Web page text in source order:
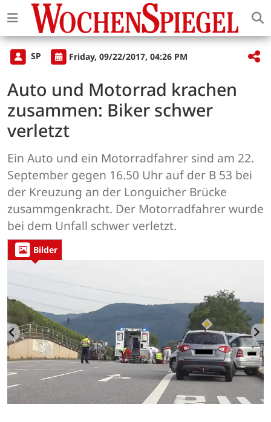
SP Friday, 09/22/2017, 04:26 PM
Auto und Motorrad krachen
zusammen: Biker schwer
verletzt
Ein Auto und ein Motorradfahrer sind am 22.
September gegen 16.50 Uhr auf der B 53 bei
der Kreuzung an der Longuicher Brücke
zusammgenkracht. Der Motorradfahrer wurde
bei dem Unfall schwer verletzt.
Bilder